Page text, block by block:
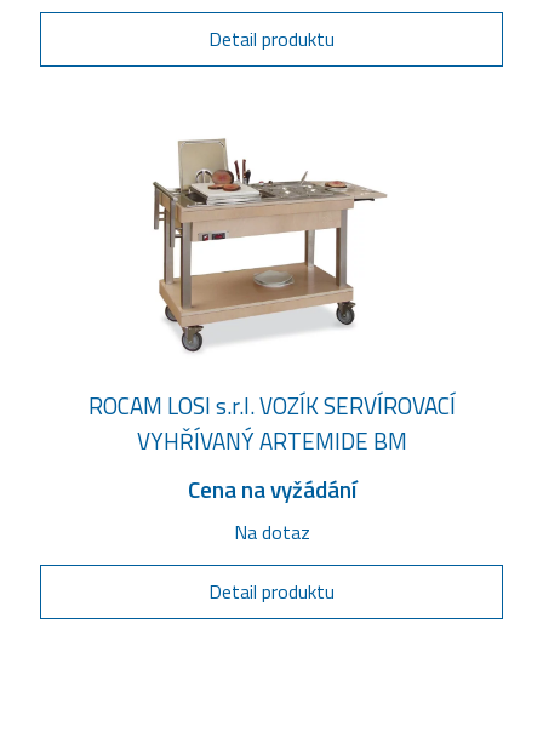
Detail produktu
ROCAM LOSI s.r.l. VOZÍK SERVÍROVACÍ
VYHŘÍVANÝ ARTEMIDE BM
Cena na vyžádání
Na dotaz
Detail produktu